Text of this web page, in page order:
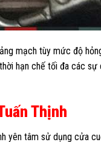
mạch tùy mức độ
hạn chế tối đa các
Thịnh
yên tâm sử dụng cửa